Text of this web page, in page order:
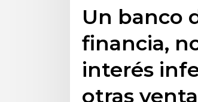
Un banco
financia,
interés
otras